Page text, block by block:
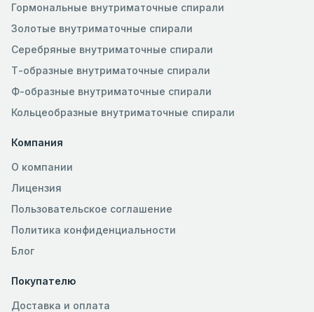
Гормональные внутриматочные спирали
Золотые внутриматочные спирали
Серебряные внутриматочные спирали
Т-образные внутриматочные спирали
Ф-образные внутриматочные спирали
Кольцеобразные внутриматочные спирали
Компания
О компании
Лицензия
Пользовательское соглашение
Политика конфиденциальности
Блог
Покупателю
Доставка и оплата